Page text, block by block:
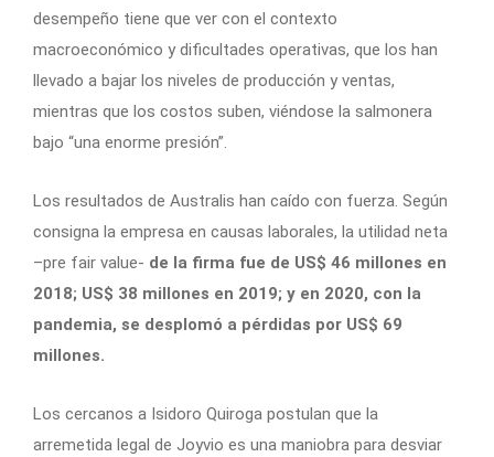
desempeño tiene que ver con el contexto
macroeconómico y dificultades operativas, que los han
llevado a bajar los niveles de producción y ventas,
mientras que los costos suben, viéndose la salmonera
bajo “una enorme presión”.
Los resultados de Australis han caído con fuerza. Según
consigna la empresa en causas laborales, la utilidad neta
–pre fair value- de la firma fue de US$ 46 millones en
2018; US$ 38 millones en 2019; y en 2020, con la
pandemia, se desplomó a pérdidas por US$ 69
millones.
Los cercanos a Isidoro Quiroga postulan que la
arremetida legal de Joyvio es una maniobra para desviar